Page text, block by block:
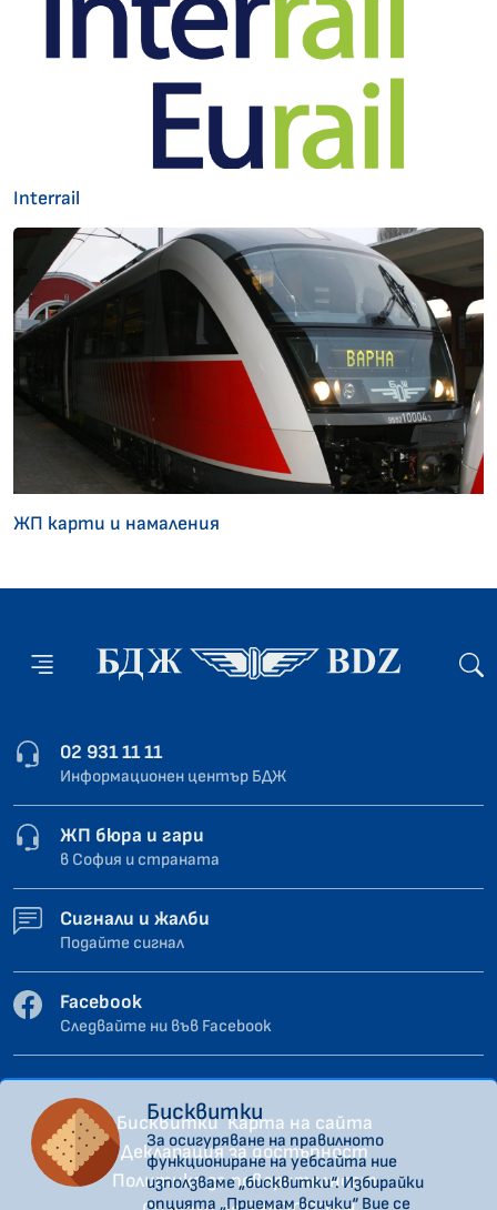
Interrail
ЖП карти и намаления
02 931 11 11
Информационен център БДЖ
ЖП бюра и гари
в София и страната
Сигнали и жалби
Подайте сигнал
Facebook
Следвайте ни във Facebook
Бисквитки Карта на сайта
Декларация за достъпност
Политика за поверителност
Бисквитки
За осигуряване на правилното
функциониране на уебсайта ние
използваме „бисквитки“. Избирайки
опцията „Приемам всички“ Вие се